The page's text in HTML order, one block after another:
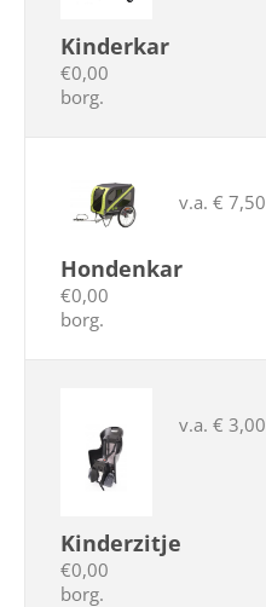
Kinderkar
€0,00
borg.
Hondenkar
€0,00
borg.
v.a. € 7,50
Kinderzitje
€0,00
borg.
v.a. € 3,00